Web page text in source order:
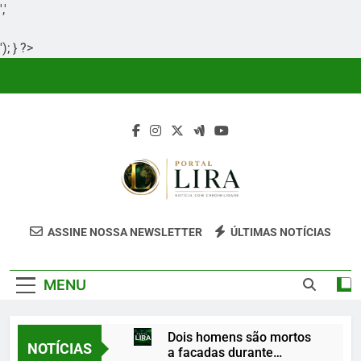
','
'); } ?>
Portal Lira
Portal Lira É Um Site Informativo
Clareza, Responsabilidade E Uma Boa
ASSINE NOSSA NEWSLETTER ÚLTIMAS NOTÍCIAS
MENU
NOTÍCIAS
Dois homens são mortos
a facadas durante